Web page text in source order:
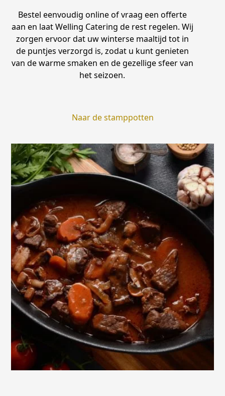
Bestel eenvoudig online of vraag een offerte
aan en laat Welling Catering de rest regelen. Wij
zorgen ervoor dat uw winterse maaltijd tot in
de puntjes verzorgd is, zodat u kunt genieten
van de warme smaken en de gezellige sfeer van
het seizoen.
Naar de stamppotten